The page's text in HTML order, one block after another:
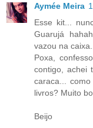
Aymée Meira
Esse kit...
Guarujá
vazou na
Poxa,
contigo, achei
caraca...
livros? Muito
Beijo